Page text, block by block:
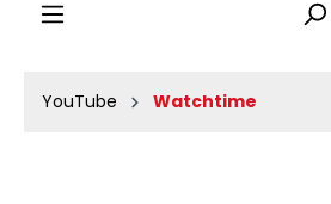
YouTube Watchtime